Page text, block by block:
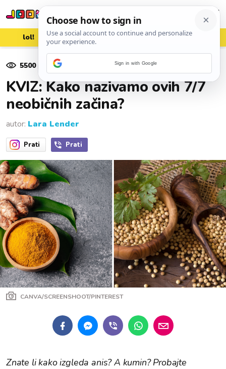
lol! aww vrh! woot?!
5500pregleda
KVIZ: Kako nazivamo ovih 7/7
neobičnih začina?
autor: Lara Lender
Prati Prati
CANVA/SCREENSHOOT/PINTEREST
Znate li kako izgleda anis? A kumin? Probajte
Sign in with Google